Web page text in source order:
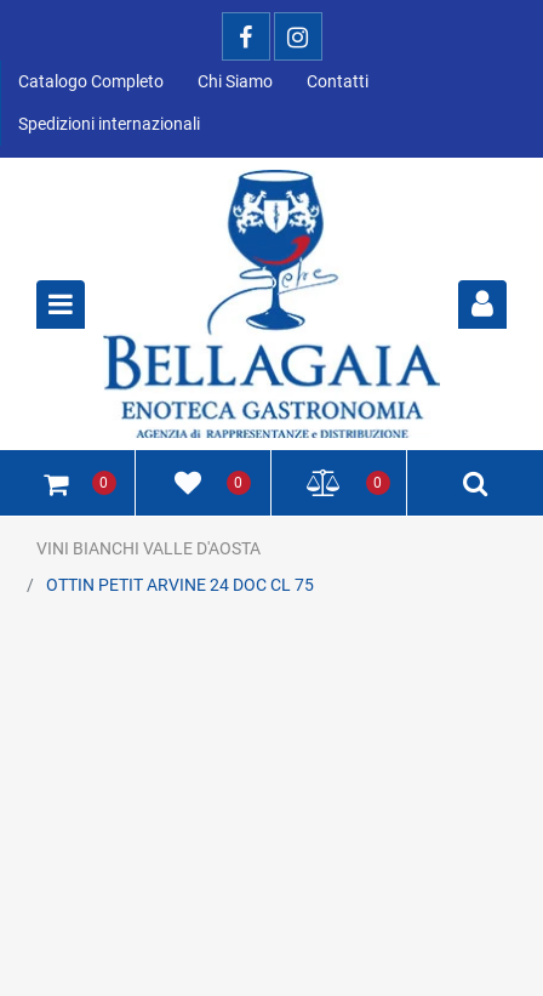
Catalogo Completo Chi Siamo Contatti
Spedizioni internazionali
0 0 0
VINI BIANCHI VALLE D'AOSTA
OTTIN PETIT ARVINE 24 DOC CL 75